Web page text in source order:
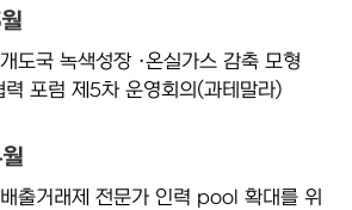
개도국 녹색성장 ·온실가스 감축 모형
력 포럼 제5차 운영회의(과테말라)
배출거래제 전문가 인력 pool 확대를 위